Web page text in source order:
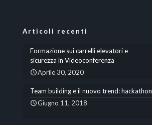
Articoli recenti
Formazione sui carrelli elevatori e
sicurezza in Videoconferenza
Aprile 30, 2020
Team building e il nuovo trend: hackathon
Giugno 11, 2018